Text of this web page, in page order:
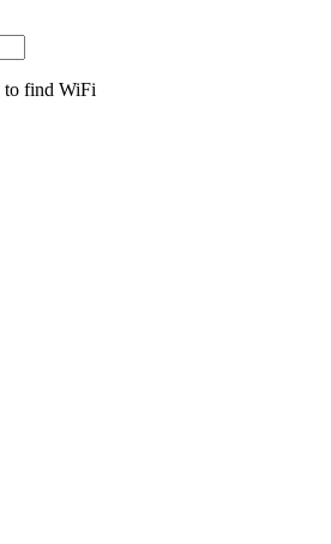
to find WiFi